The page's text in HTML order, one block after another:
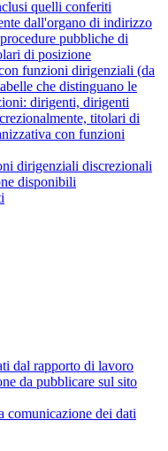
quelli conferiti
dall'organo di indirizzo
pubbliche di
di posizione
funzioni dirigenziali (da
che distinguano le
dirigenti, dirigenti
titolari di
con funzioni
dirigenziali discrezionali
disponibili
dal rapporto di lavoro
da pubblicare sul sito
comunicazione dei dati